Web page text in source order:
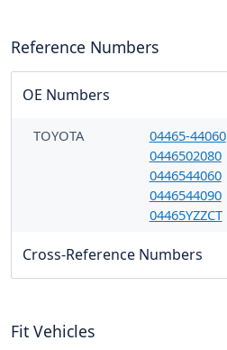
Reference Numbers
OE Numbers
TOYOTA 04465-44060
0446502080
0446544060
0446544090
04465YZZCT
Cross-Reference Numbers
Fit Vehicles